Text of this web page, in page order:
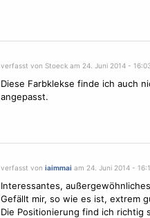
verfasst von Stoeck am 24. Juni 2014 -
Diese Farbklekse finde ich auch
angepasst.
verfasst von iaimmai am 24. Juni 2014 -
Interessantes,
Gefällt mir, so wie es ist, extrem
Die Positionierung find ich richtig